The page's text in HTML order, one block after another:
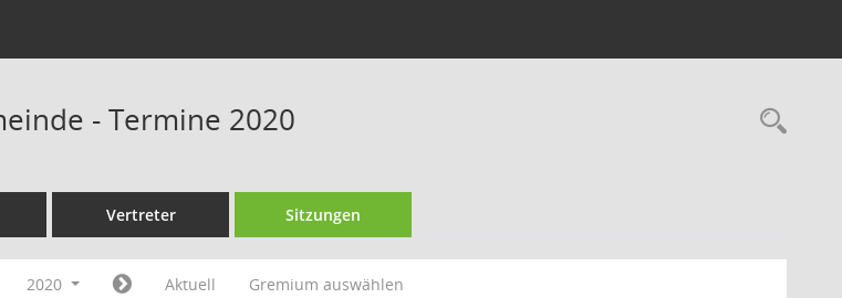
- Termine 2020
Vertreter Sitzungen
2020 Aktuell Gremium auswählen